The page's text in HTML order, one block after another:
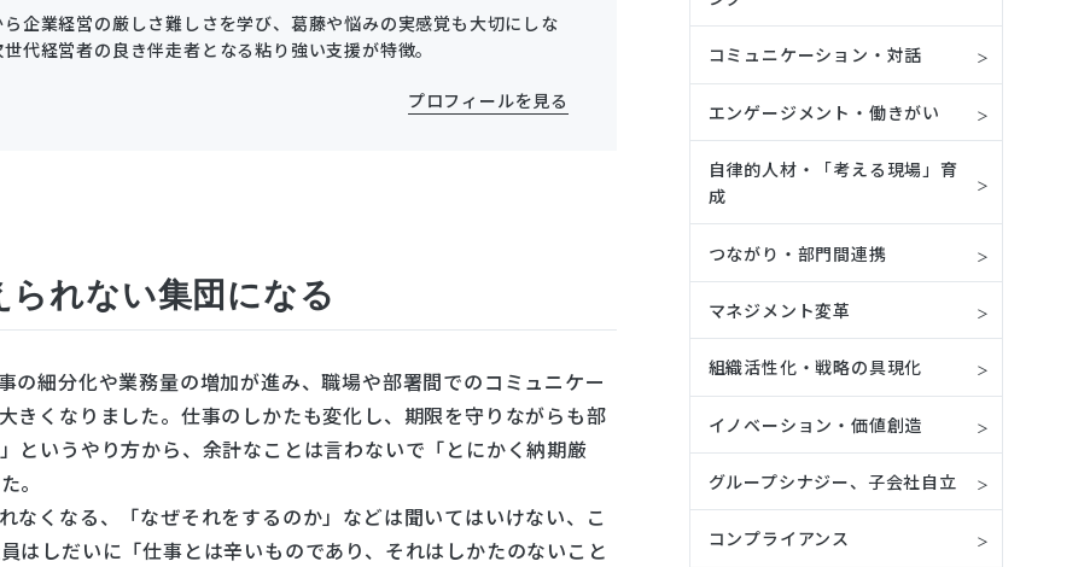
企業経営の厳しさ難しさを学び、葛藤や悩みの実感覚も大切にしな
代経営者の良き伴走者となる粘り強い支援が特徴。
プロフィールを見る
られない集団になる
の細分化や業務量の増加が進み、職場や部署間でのコミュニケー
きくなりました。仕事のしかたも変化し、期限を守りながらも部
というやり方から、余計なことは言わないで「とにかく納期厳
。
なくなる、「なぜそれをするのか」などは聞いてはいけない、こ
はしだいに「仕事とは辛いものであり、それはしかたのないこと
コミュニケーション・対話
エンゲージメント・働きがい
自律的人材・「考える現場」育
成
つながり・部門間連携
マネジメント変革
組織活性化・戦略の具現化
イノベーション・価値創造
グループシナジー、子会社自立
コンプライアンス